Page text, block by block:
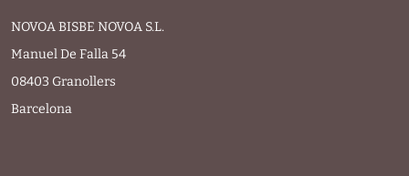
NOVOA BISBE NOVOA S.L.
Manuel De Falla 54
08403 Granollers
Barcelona